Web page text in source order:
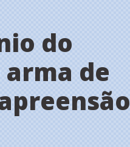
do
de